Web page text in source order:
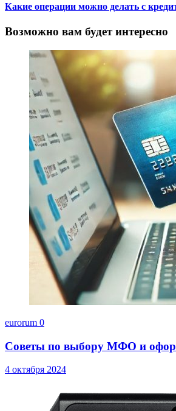
Какие операции можно делать с
Возможно вам будет интересно
eurorum 0
Советы по выбору МФО и
4 октября 2024